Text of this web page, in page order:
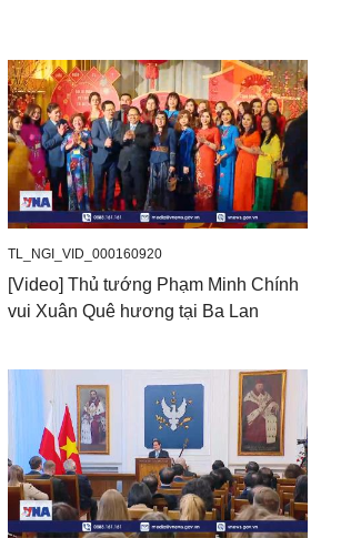
TL_NGI_VID_000160920
[Video] Thủ tướng Phạm Minh Chính
vui Xuân Quê hương tại Ba Lan